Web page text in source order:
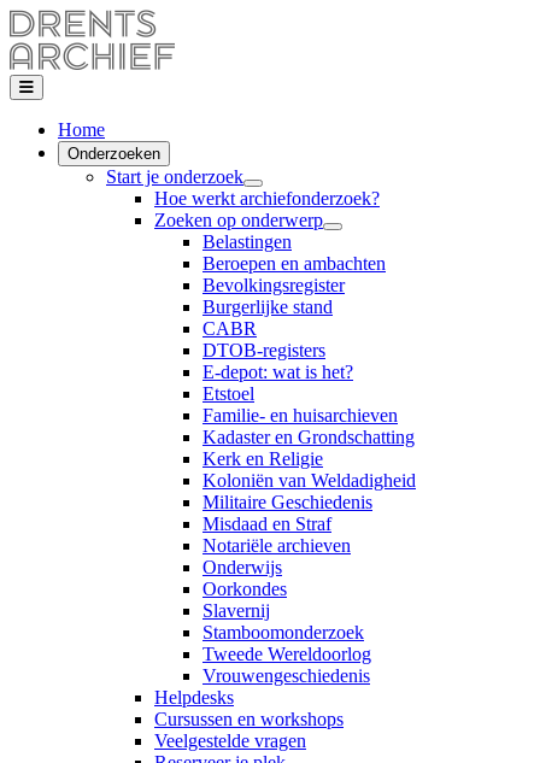
Home
Onderzoeken
Start je onderzoek
Hoe werkt archiefonderzoek?
Zoeken op onderwerp
Belastingen
Beroepen en ambachten
Bevolkingsregister
Burgerlijke stand
CABR
DTOB-registers
E-depot: wat is het?
Etstoel
Familie- en huisarchieven
Kadaster en Grondschatting
Kerk en Religie
Koloniën van Weldadigheid
Militaire Geschiedenis
Misdaad en Straf
Notariële archieven
Onderwijs
Oorkondes
Slavernij
Stamboomonderzoek
Tweede Wereldoorlog
Vrouwengeschiedenis
Helpdesks
Cursussen en workshops
Veelgestelde vragen